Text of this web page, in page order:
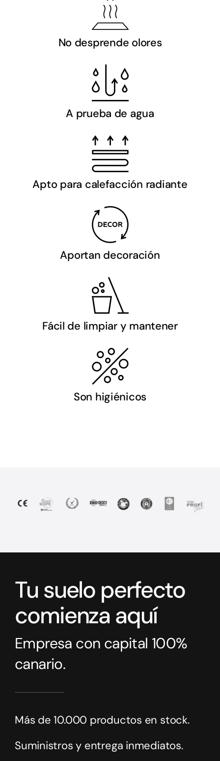
No desprende olores
A prueba de agua
Apto para calefacción radiante
Aportan decoración
Fácil de limpiar y mantener
Son higiénicos
Tu suelo perfecto
comienza aquí
Empresa con capital 100%
canario.
Más de 10.000 productos en stock.
Suministros y entrega inmediatos.